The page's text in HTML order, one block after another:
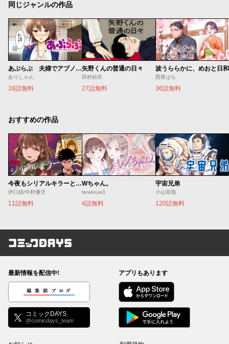
同じジャンルの作品
あぶらぶ 夫婦でアブノーマルなラブしませんか？
ありしゃん
18話無料
矢野くんの普通の日々
田村結衣
27話無料
波うららかに、めおと日和
西香はち
36話無料
おすすめの作品
今夜もシリアルキラーと待ち合わせ
伊口紺/中村優児
11話無料
Wちゃん。
terakoya3
4話無料
宇宙兄弟
小山宙哉
120話無料
コミックDAYS
最新情報を配信中!
編集部ブログ
コミックDAYS
@comicdays_team
アプリもあります